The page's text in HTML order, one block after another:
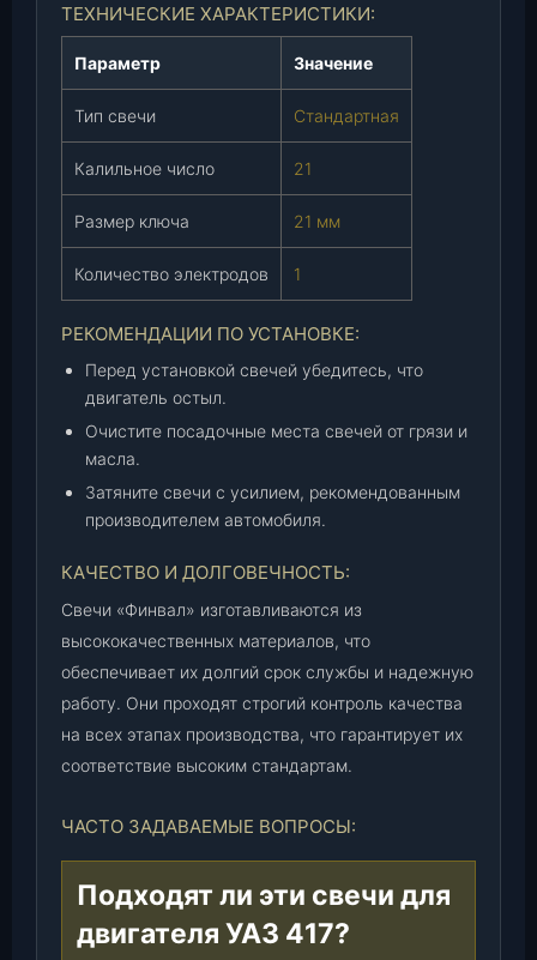
ТЕХНИЧЕСКИЕ ХАРАКТЕРИСТИКИ:
Параметр Значение
Тип свечи Стандартная
Калильное число 21
Размер ключа 21 мм
Количество электродов 1
РЕКОМЕНДАЦИИ ПО УСТАНОВКЕ:
Перед установкой свечей убедитесь, что
двигатель остыл.
Очистите посадочные места свечей от грязи и
масла.
Затяните свечи с усилием, рекомендованным
производителем автомобиля.
КАЧЕСТВО И ДОЛГОВЕЧНОСТЬ:
Свечи «Финвал» изготавливаются из
высококачественных материалов, что
обеспечивает их долгий срок службы и надежную
работу. Они проходят строгий контроль качества
на всех этапах производства, что гарантирует их
соответствие высоким стандартам.
ЧАСТО ЗАДАВАЕМЫЕ ВОПРОСЫ:
Подходят ли эти свечи для
двигателя УАЗ 417?